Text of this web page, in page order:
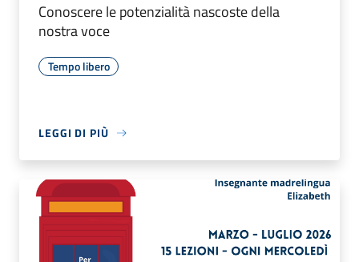
Conoscere le potenzialità nascoste della
nostra voce
Tempo libero
LEGGI DI PIÙ